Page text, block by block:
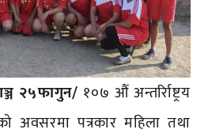
२५फागुन/ १०७ औं अन्तर्रािष्ट्रय
अवसरमा पत्रकार महिला तथा